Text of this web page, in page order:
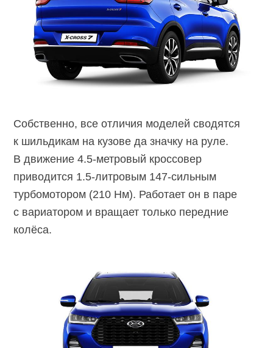
Собственно, все отличия моделей сводятся
к шильдикам на кузове да значку на руле.
В движение4.5-метровый кроссовер
приводится 1.5-литровым 147-сильным
турбомотором (210 Нм). Работает он в паре
с вариатором и вращает только передние
колёса.